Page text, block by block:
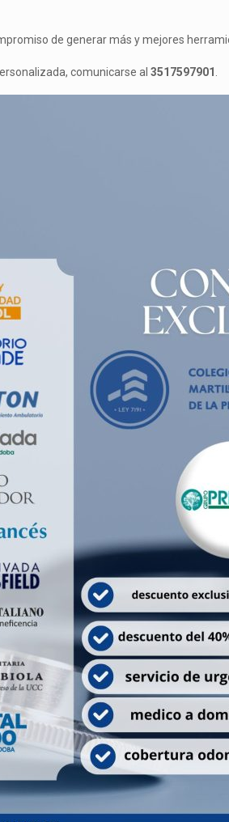
de generar más y mejores
comunicarse al3517597901